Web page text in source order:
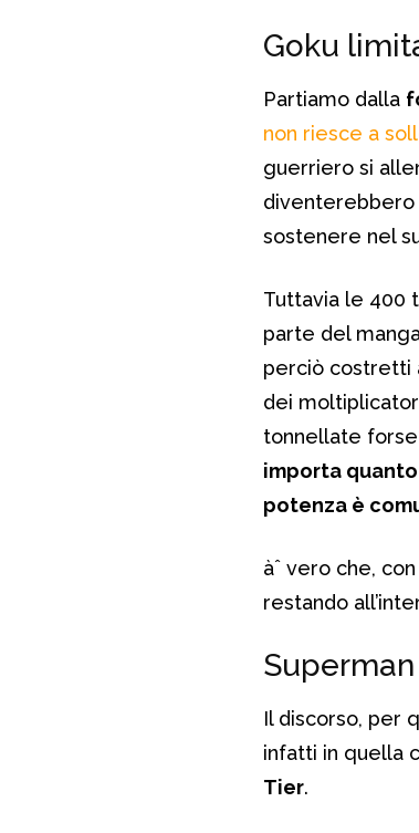
Goku
Partiamo dalla
non riesce a
guerriero si
diventerebbero
sostenere nel
Tuttavia le 400
parte del
perciò costretti
dei
tonnellate
importa
potenza è
àˆ vero che,
restando
Il discorso, per
infatti in quella
Tier.